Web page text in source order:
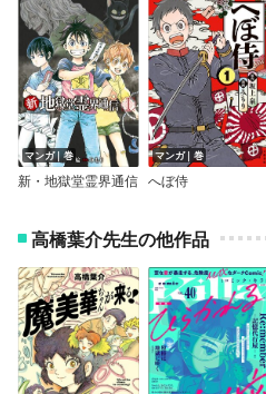
マンガ｜巻
新・地獄堂霊界通信
マンガ｜巻
へぼ侍
高橋葉介先生の他作品